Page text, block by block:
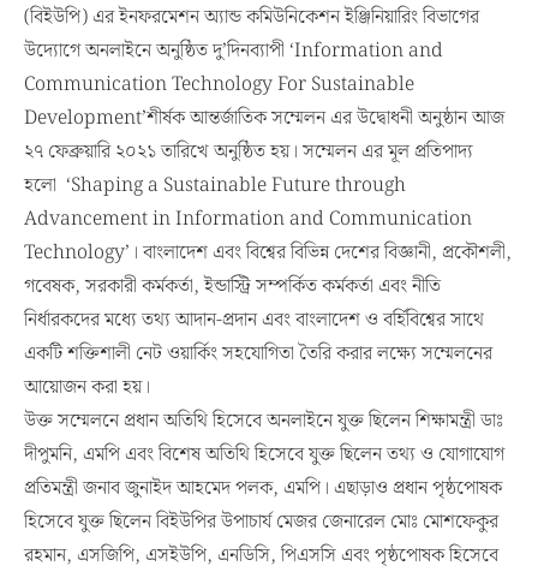
(বিইউপি) এর ইনফরমেশন অ্যান্ড কমিউনিকেশন ইঞ্জিনিয়ারিং বিভাগের
উদ্যোগে অনলাইনে অনুষ্ঠিত দু’দিনব্যাপী ‘Information and
Communication Technology For Sustainable
Development’শীর্ষক আন্তর্জাতিক সম্মেলন এর উদ্বোধনী অনুষ্ঠান আজ
২৭ ফেব্রুয়ারি ২০২১ তারিখে অনুষ্ঠিত হয়। সম্মেলন এর মূল প্রতিপাদ্য
হলো ‘Shaping a Sustainable Future through
Advancement in Information and Communication
Technology’। বাংলাদেশ এবং বিশ্বের বিভিন্ন দেশের বিজ্ঞানী, প্রকৌশলী,
গবেষক, সরকারী কর্মকর্তা, ইন্ডাস্ট্রি সম্পর্কিত কর্মকর্তা এবং নীতি
নির্ধারকদের মধ্যে তথ্য আদান-প্রদান এবং বাংলাদেশ ও বর্হিবিশ্বের সাথে
একটি শক্তিশালী নেট ওয়ার্কিং সহযোগিতা তৈরি করার লক্ষ্যে সম্মেলনের
আয়োজন করা হয়।
উক্ত সম্মেলনে প্রধান অতিথি হিসেবে অনলাইনে যুক্ত ছিলেন শিক্ষামন্ত্রী ডাঃ
দীপুমনি, এমপি এবং বিশেষ অতিথি হিসেবে যুক্ত ছিলেন তথ্য ও যোগাযোগ
প্রতিমন্ত্রী জনাব জুনাইদ আহমেদ পলক, এমপি। এছাড়াও প্রধান পৃষ্ঠপোষক
হিসেবে যুক্ত ছিলেন বিইউপির উপাচার্য মেজর জেনারেল মোঃ মোশফেকুর
রহমান, এসজিপি, এসইউপি, এনডিসি, পিএসসি এবং পৃষ্ঠপোষক হিসেবে